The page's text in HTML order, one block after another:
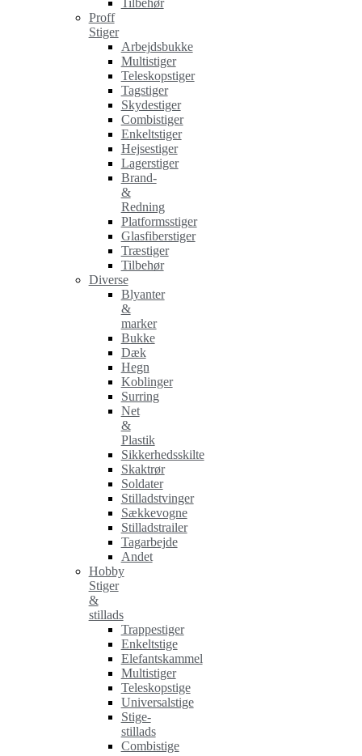
Proff
Stiger
Arbejdsbukke
Multistiger
Teleskopstiger
Tagstiger
Skydestiger
Combistiger
Enkeltstiger
Hejsestiger
Lagerstiger
Brand-
&
Redning
Platformsstiger
Glasfiberstiger
Træstiger
Tilbehør
Diverse
Blyanter
&
marker
Bukke
Dæk
Hegn
Koblinger
Surring
Net
&
Plastik
Sikkerhedsskilte
Skaktrør
Soldater
Stilladstvinger
Sækkevogne
Stilladstrailer
Tagarbejde
Andet
Hobby
Stiger
&
stillads
Trappestiger
Enkeltstige
Elefantskammel
Multistiger
Teleskopstige
Universalstige
Stige-
stillads
Combistige